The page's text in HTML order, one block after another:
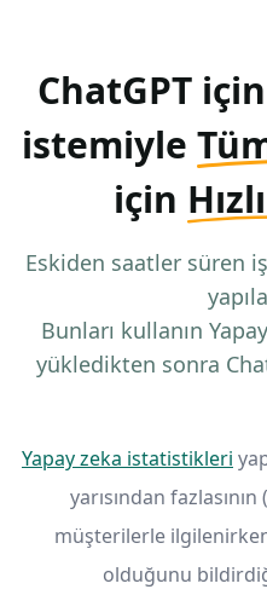
ChatGPT
istemiyle
için
Eskiden saatler süren
Bunları kullanın
yükledikten sonra
Yapay zeka istatistikleri
yarısından
müşterilerle
olduğunu